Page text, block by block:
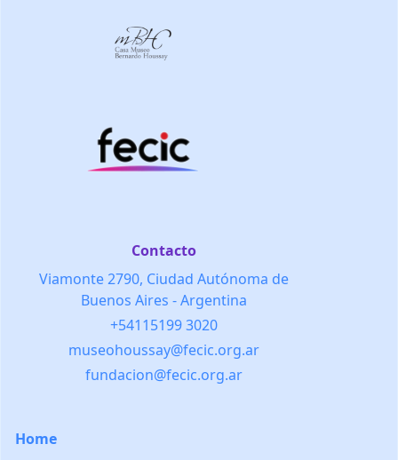
Contacto
Viamonte 2790, Ciudad Autónoma de
Buenos Aires - Argentina
+54115199 3020
museohoussay@fecic.org.ar
fundacion@fecic.org.ar
Home